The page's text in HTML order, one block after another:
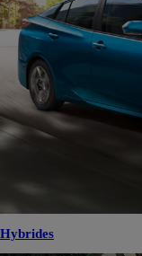
Hybrides